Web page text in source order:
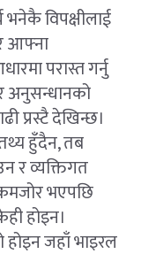
विपक्षीलाई
आफ्ना
परास्त गर्नु
अनुसन्धानको
प्रस्टै देखिन्छ।
हुँदैन, तब
र व्यक्तिगत
भएपछि
होइन।
जहाँ भाइरल